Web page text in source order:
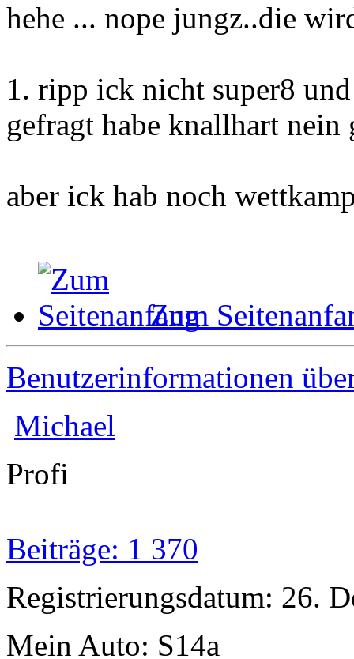
hehe ... nope jungz..die
1. ripp ick nicht super8
gefragt habe knallhart nein
aber ick hab noch
Zum
Benutzerinformationen
Michael
Profi
Beiträge: 1 370
Registrierungsdatum: 26.
Mein Auto: S14a